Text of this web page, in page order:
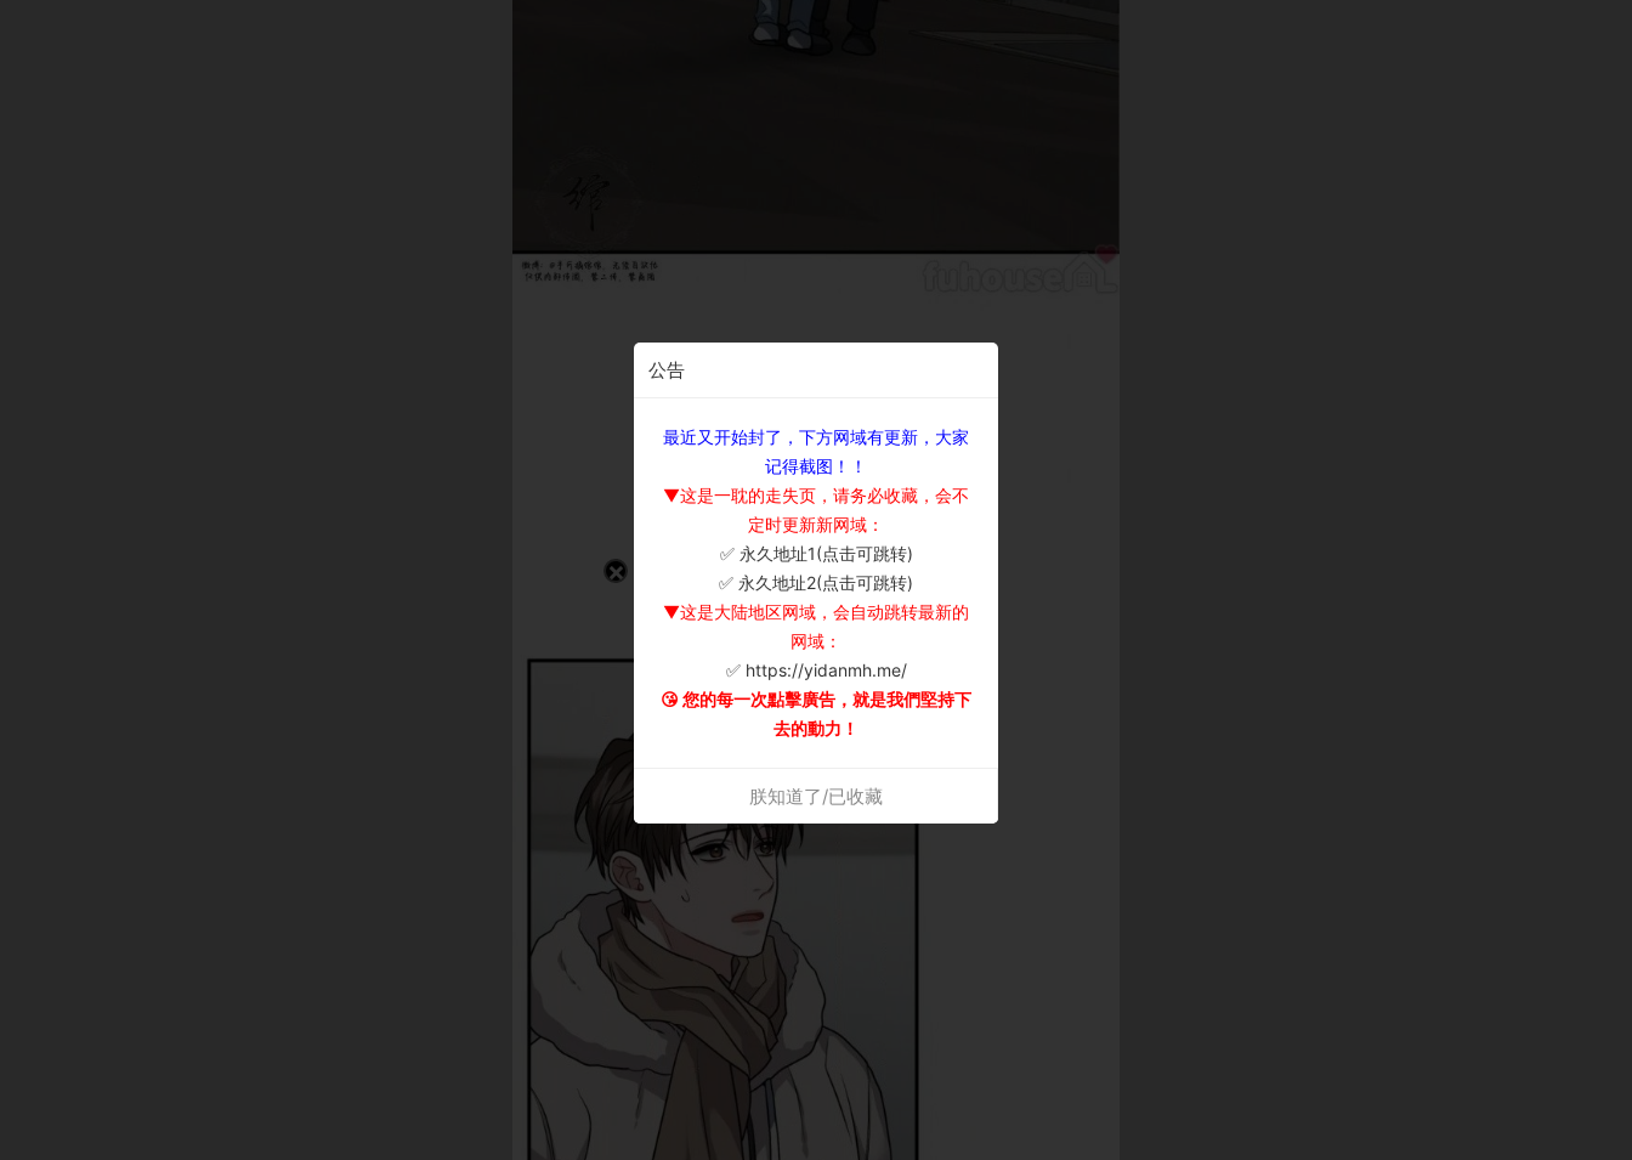
公告
最近又开始封了，下方网域有更新，大家
记得截图！！
▼这是一耽的走失页，请务必收藏，会不
定时更新新网域：
✅ 永久地址1(点击可跳转)
✅ 永久地址2(点击可跳转)
▼这是大陆地区网域，会自动跳转最新的
网域：
✅ https://yidanmh.me/
😘 您的每一次點擊廣告，就是我們堅持下
去的動力！
朕知道了/已收藏
×